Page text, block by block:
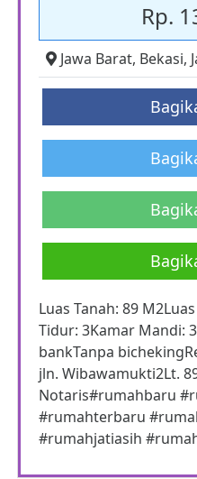
Rp.
Jawa Barat, Bekasi,
Luas Tanah: 89
Tidur: 3Kamar Mandi:
bankTanpa
jln. Wibawamukti2Lt.
Notaris#rumahbaru
#rumahterbaru
#rumahjatiasih